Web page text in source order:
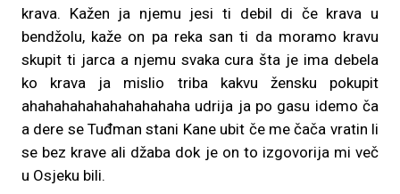
krava. Kažen ja njemu jesi ti debil di če krava u
bendžolu, kaže on pa reka san ti da moramo kravu
skupit ti jarca a njemu svaka cura šta je ima debela
ko krava ja mislio triba kakvu žensku pokupit
ahahahahahahahahahaha udrija ja po gasu idemo ča
a dere se Tuđman stani Kane ubit če me čača vratin li
se bez krave ali džaba dok je on to izgovorija mi več
u Osjeku bili.